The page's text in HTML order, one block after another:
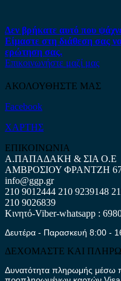
Δεν βρήκατε αυτό που
Είμαστε στη διάθεση σας
ερώτηση σας.
Επικοινωνήστε μαζί μας
ΑΚΟΛΟΥΘΗΣΤΕ ΜΑΣ
Facebook
ΧΑΡΤΗΣ
ΕΠΙΚΟΙΝΩΝΙΑ
Α.ΠΑΠΑΔΑΚΗ & ΣΙΑ Ο.Ε
ΑΜΒΡΟΣΙΟΥ ΦΡΑΝΤΖΗ
info@ggp.gr
210 9012444 210 9239148
210 9026839
Κινητό-Viber-whatsapp :
Δευτέρα - Παρασκευή 8:00 -
ΔΕΧΟΜΑΣΤΕ ΚΑΙ
Δυνατότητα πληρωμής μέσω